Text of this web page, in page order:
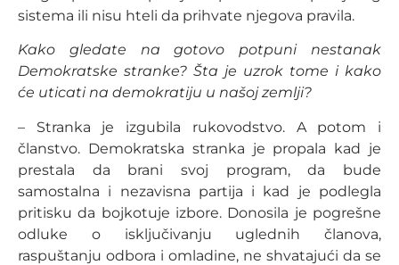
sistema ili nisu hteli da prihvate njegova pravila.
Kako gledate na gotovo potpuni nestanak
Demokratske stranke? Šta je uzrok tome i kako
će uticati na demokratiju u našoj zemlji?
– Stranka je izgubila rukovodstvo. A potom i
članstvo. Demokratska stranka je propala kad je
prestala da brani svoj program, da bude
samostalna i nezavisna partija i kad je podlegla
pritisku da bojkotuje izbore. Donosila je pogrešne
odluke o isključivanju uglednih članova,
raspuštanju odbora i omladine, ne shvatajući da se